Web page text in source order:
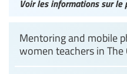
Voir les informations sur le
Mentoring and mobile
women teachers in The